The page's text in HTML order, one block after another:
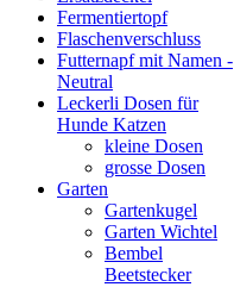
Fermentiertopf
Flaschenverschluss
Futternapf mit Namen -
Neutral
Leckerli Dosen für
Hunde Katzen
kleine Dosen
grosse Dosen
Garten
Gartenkugel
Garten Wichtel
Bembel
Beetstecker